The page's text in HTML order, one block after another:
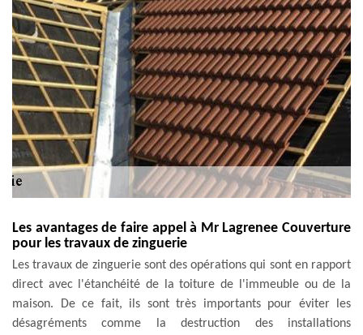
Les avantages de faire appel à Mr Lagrenee Couverture
pour les travaux de zinguerie
Les travaux de zinguerie sont des opérations qui sont en rapport
direct avec l'étanchéité de la toiture de l'immeuble ou de la
maison. De ce fait, ils sont très importants pour éviter les
désagréments comme la destruction des installations